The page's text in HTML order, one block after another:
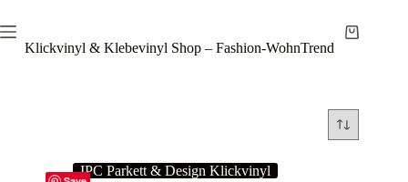
Inhalt
springenKlickvinyl & Klebevinyl Shop – Fashion-WohnTrend
Warenkorb
IPC Parkett & Design Klickvinyl